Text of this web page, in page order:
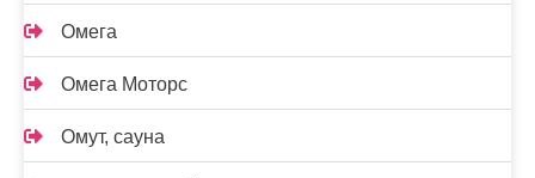
Омега
Омега Моторс
Омут, сауна